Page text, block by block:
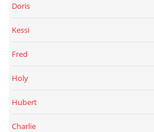
Doris
Kessi
Fred
Holy
Hubert
Charlie